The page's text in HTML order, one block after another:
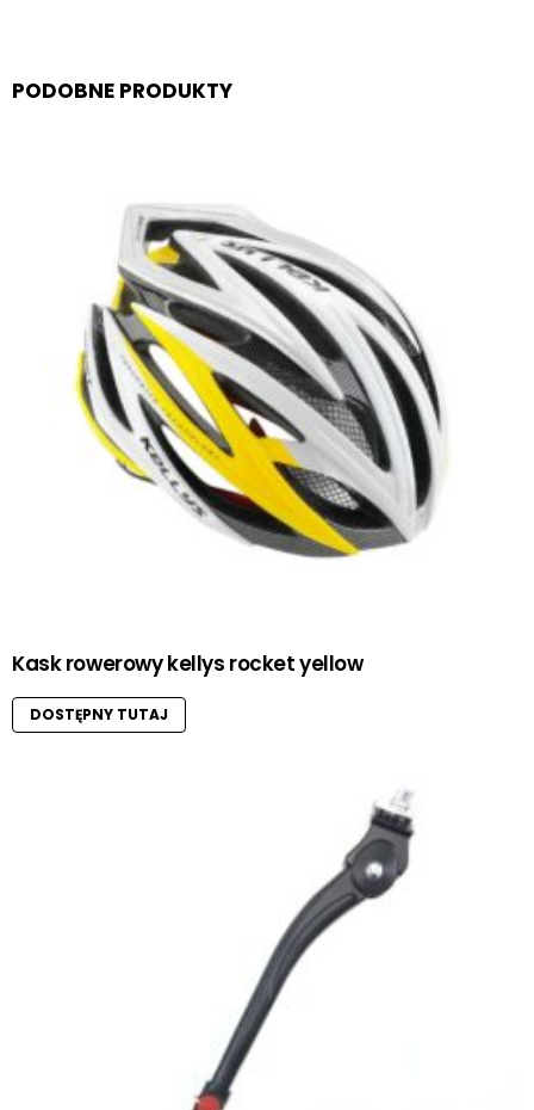
PODOBNE PRODUKTY
Kask rowerowy kellys rocket yellow
DOSTĘPNY TUTAJ